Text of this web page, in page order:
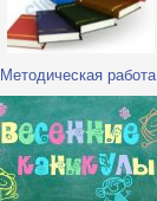
Методическая работа